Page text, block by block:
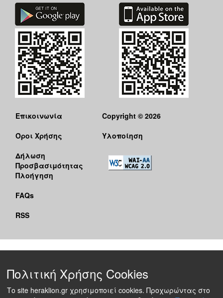
Επικοινωνία
Όροι Χρήσης
Δήλωση
Προσβασιμότητας
Πλοήγηση
FAQs
RSS
Copyright © 2026
Υλοποίηση
Πολιτική Χρήσης Cookies
Το site heraklion.gr χρησιμοποιεί cookies. Προχωρώντας στο